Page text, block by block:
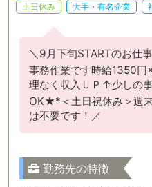
土日休み
大手・有名企業
＼9月下旬STARTのお仕
事務作業です時給1350
理なく収入ＵＰ↑少しの
OK★*＜土日祝休み＞週
は不要です！／
勤務先の特徴